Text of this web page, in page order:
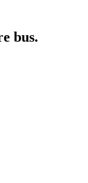
bus.